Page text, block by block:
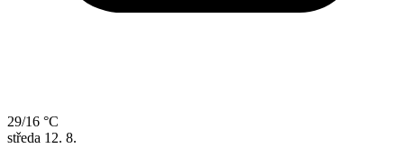
29/16 °C
středa 12. 8.